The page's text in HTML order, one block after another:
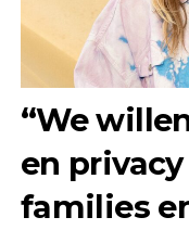
“We
en
families